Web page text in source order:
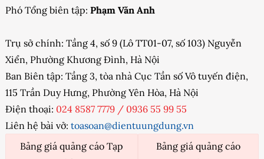
Phó Tổng biên tập: Phạm Văn Anh
Trụ sở chính: Tầng 4, số 9 (Lô TT01-07, số 103) Nguyễn
Xiển, Phường Khương Đình, Hà Nội
Ban Biên tập: Tầng 3, tòa nhà Cục Tần số Vô tuyến điện,
115 Trần Duy Hưng, Phường Yên Hòa, Hà Nội
Điện thoại: 024 8587 7779 / 0936 55 99 55
Liên hệ bài vở: toasoan@dientuungdung.vn
Bảng giá quảng cáo Tạp
Bảng giá quảng cáo